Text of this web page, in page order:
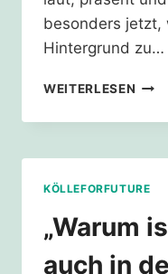
besonders jetzt,
Hintergrund zu…
WEITERLESEN
KÖLLEFORFUTURE
„Warum
auch in